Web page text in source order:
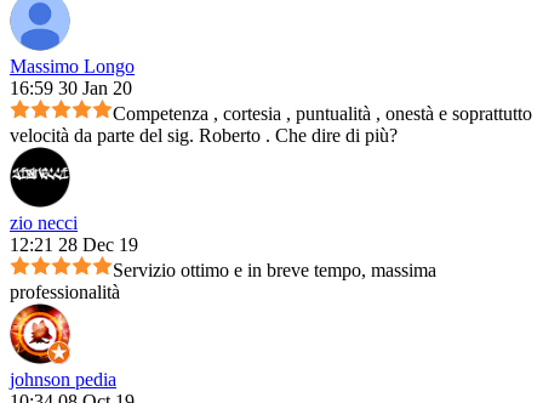
Massimo Longo
16:59 30 Jan 20
Competenza , cortesia , puntualità , onestà e soprattutto
velocità da parte del sig. Roberto . Che dire di più?
zio necci
12:21 28 Dec 19
Servizio ottimo e in breve tempo, massima
professionalità
johnson pedia